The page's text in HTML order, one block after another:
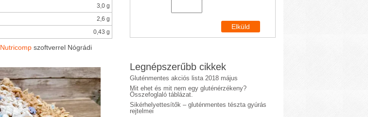
3,0 g
2,6 g
0,43 g
Nutricomp szoftverrel Nógrádi
Legnépszerűbb cikkek
Gluténmentes akciós lista 2018 május
Mit ehet és mit nem egy gluténérzékeny?
Összefoglaló táblázat.
Sikérhelyettesítők – gluténmentes tészta gyúrás
rejtelmei